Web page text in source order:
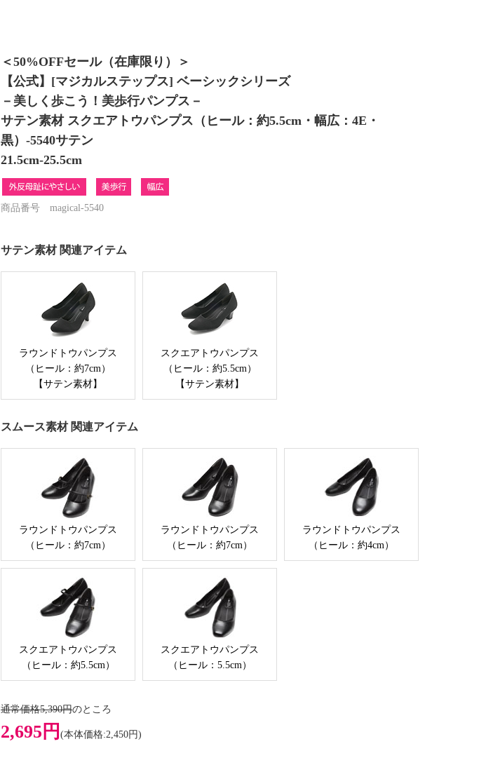
＜50%OFFセール（在庫限り）＞
【公式】[マジカルステップス] ベーシックシリーズ
－美しく歩こう！美歩行パンプス－
サテン素材 スクエアトウパンプス（ヒール：約5.5cm・幅広：4E・
黒）-5540サテン
21.5cm-25.5cm
商品番号 magical-5540
サテン素材 関連アイテム
ラウンドトウパンプス
（ヒール：約7cm）
【サテン素材】
スクエアトウパンプス
（ヒール：約5.5cm）
【サテン素材】
スムース素材 関連アイテム
ラウンドトウパンプス
（ヒール：約7cm）
ラウンドトウパンプス
（ヒール：約7cm）
ラウンドトウパンプス
（ヒール：約4cm）
スクエアトウパンプス
（ヒール：約5.5cm）
スクエアトウパンプス
（ヒール：5.5cm）
通常価格5,390円のところ
2,695円 (本体価格:2,450円)